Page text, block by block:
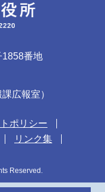
番地
広報室）
ポリシー
リンク集
Reserved.